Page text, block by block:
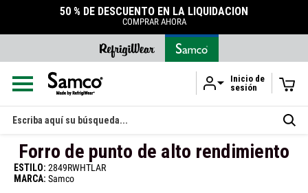
Ir al contenido principal
50 % DE DESCUENTO EN LA LIQUIDACIÓN
COMPRAR AHORA
Inicio de
sesión
Buscar
en
Forro de punto de alto rendimiento
ESTILO: 2849RWHTLAR
MARCA: Samco